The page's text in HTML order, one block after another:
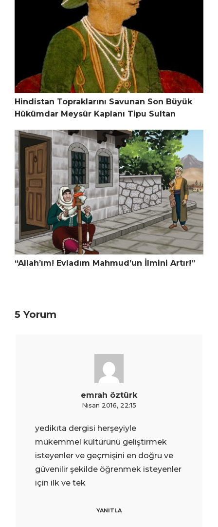
Hindistan Topraklarını Savunan Son Büyük
Hükümdar Meysûr Kaplanı Tipu Sultan
“Allah’ım! Evladım Mahmud’un İlmini Artır!”
5 Yorum
emrah öztürk
Nisan 2016, 22:15
yedikıta dergisi herşeyiyle
mükemmel kültürünü geliştirmek
isteyenler ve geçmişini en doğru ve
güvenilir şekilde öğrenmek isteyenler
için ilk ve tek
YANITLA